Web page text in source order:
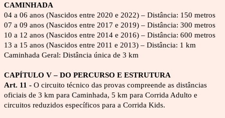
CAMINHADA
04 a 06 anos (Nascidos entre 2020 e 2022) – Distância: 150 metros
07 a 09 anos (Nascidos entre 2017 e 2019) – Distância: 300 metros
10 a 12 anos (Nascidos entre 2014 e 2016) – Distância: 600 metros
13 a 15 anos (Nascidos entre 2011 e 2013) – Distância: 1 km
Caminhada Geral: Distância única de 3 km
CAPÍTULO V – DO PERCURSO E ESTRUTURA
Art. 11 - O circuito técnico das provas compreende as distâncias
oficiais de 3 km para Caminhada, 5 km para Corrida Adulto e
circuitos reduzidos específicos para a Corrida Kids.